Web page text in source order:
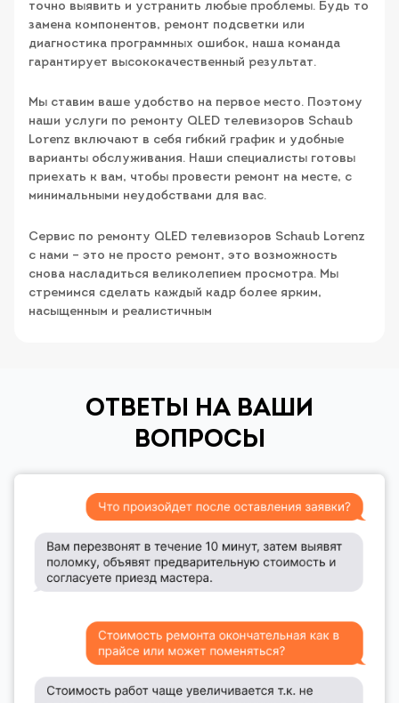
точно выявить и устранить любые проблемы. Будь то
замена компонентов, ремонт подсветки или
диагностика программных ошибок, наша команда
гарантирует высококачественный результат.
Мы ставим ваше удобство на первое место. Поэтому
наши услуги по ремонту QLED телевизоров Schaub
Lorenz включают в себя гибкий график и удобные
варианты обслуживания. Наши специалисты готовы
приехать к вам, чтобы провести ремонт на месте, с
минимальными неудобствами для вас.
Сервис по ремонту QLED телевизоров Schaub Lorenz
с нами – это не просто ремонт, это возможность
снова насладиться великолепием просмотра. Мы
стремимся сделать каждый кадр более ярким,
насыщенным и реалистичным
ОТВЕТЫ НА ВАШИ
ВОПРОСЫ